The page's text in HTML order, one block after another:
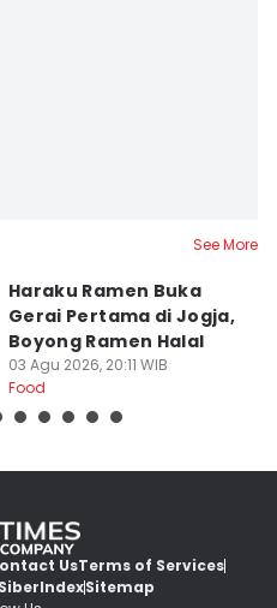
See More
Haraku Ramen Buka
Gerai Pertama di Jogja,
Boyong Ramen Halal
03 Agu 2026, 20:11 WIB
Food
UsTerms of Services
IndexSitemap